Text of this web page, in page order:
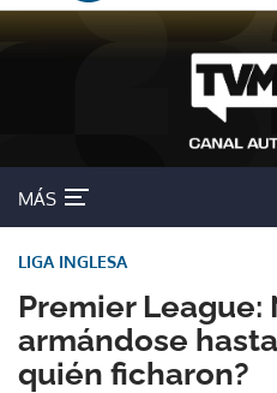
MÁS
Premier
armándose
quién ficharon?
LIGA INGLESA